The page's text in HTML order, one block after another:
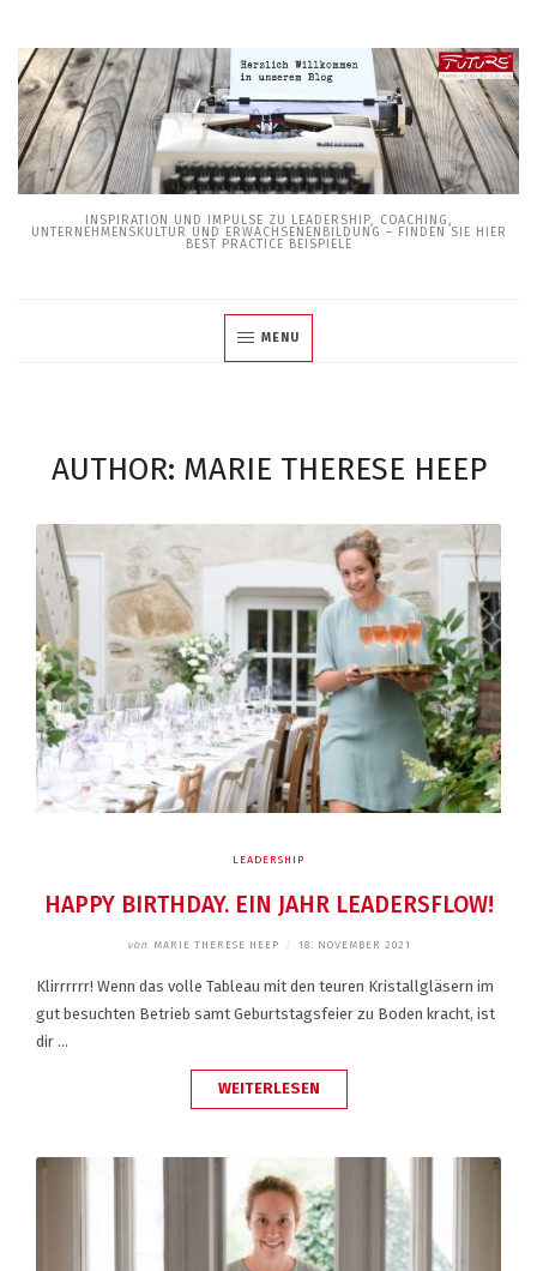
Skip
to
content
INSPIRATION UND IMPULSE ZU LEADERSHIP, COACHING,
UNTERNEHMENSKULTUR UND ERWACHSENENBILDUNG – FINDEN SIE HIER
BEST PRACTICE BEISPIELE
MENU
AUTHOR: MARIE THERESE HEEP
LEADERSHIP
HAPPY BIRTHDAY. EIN JAHR LEADERSFLOW!
von MARIE THERESE HEEP 18. NOVEMBER 2021
Klirrrrrr! Wenn das volle Tableau mit den teuren Kristallgläsern im
gut besuchten Betrieb samt Geburtstagsfeier zu Boden kracht, ist
dir …
WEITERLESEN„HAPPY